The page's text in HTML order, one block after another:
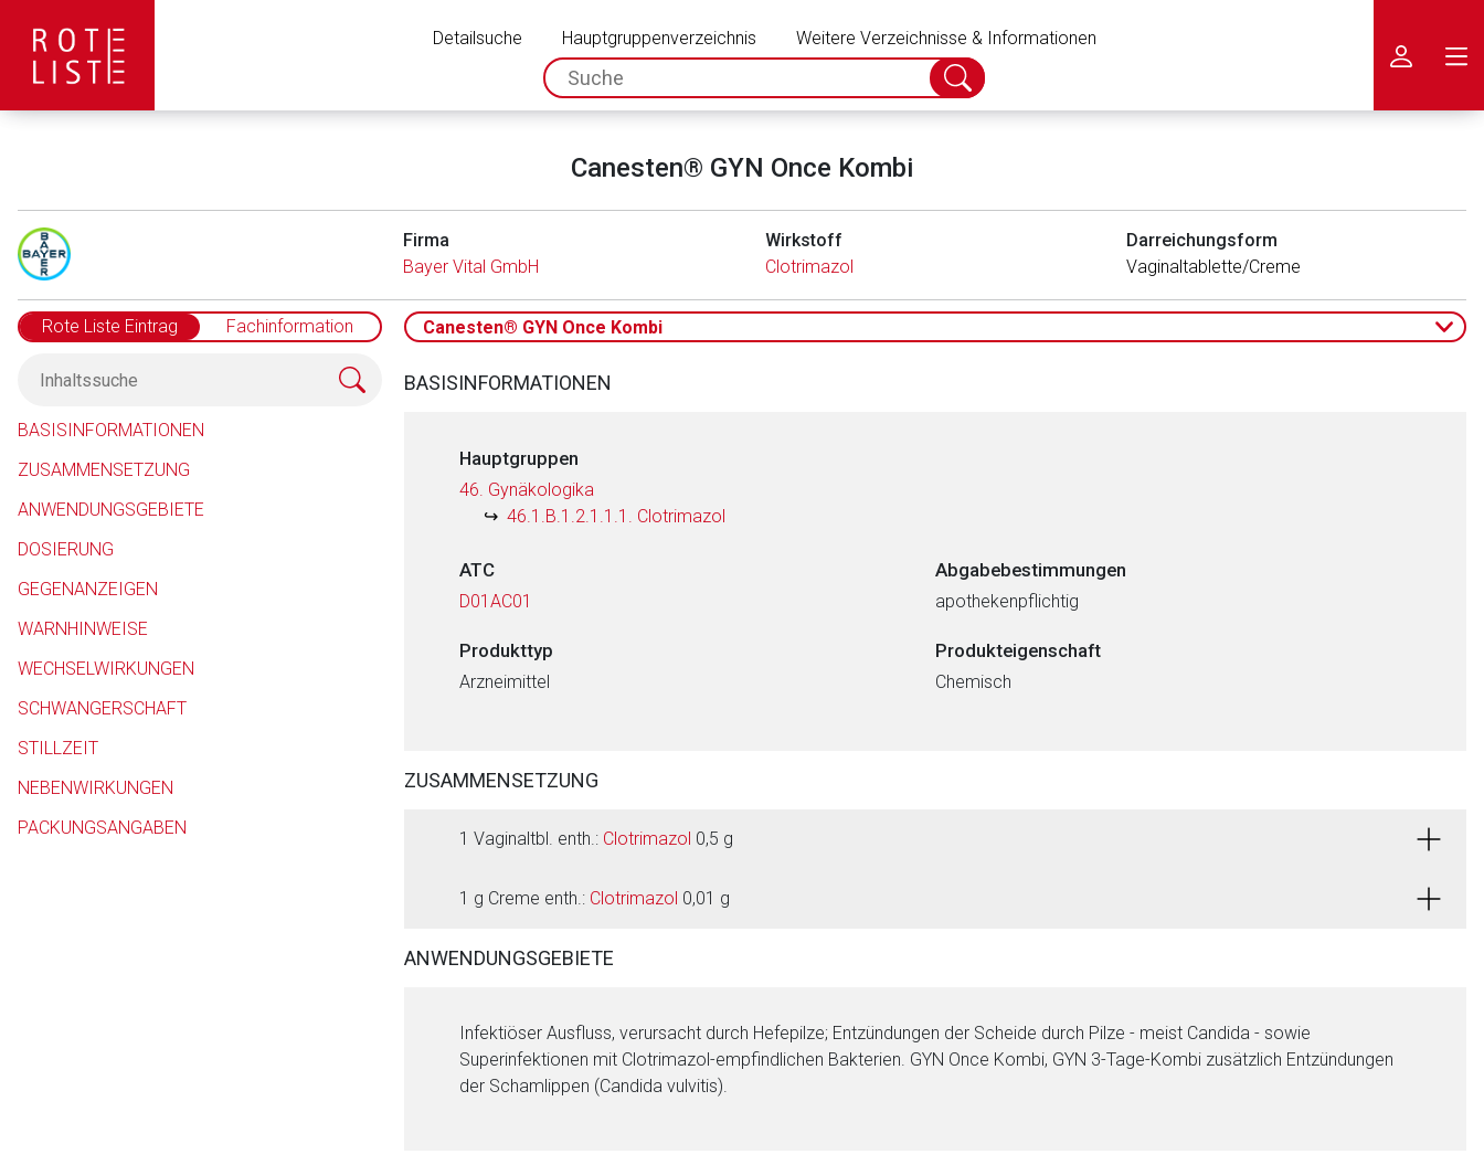
Detailsuche Hauptgruppenverzeichnis
Weitere Verzeichnisse & Informationen
spc.search.input.placeholder
Suche
abschicken
Canesten® GYN Once Kombi
Firma
Bayer Vital GmbH
Wirkstoff
Clotrimazol
Darreichungsform
Vaginaltablette/Creme
Rote Liste Eintrag Fachinformation Canesten® GYN Once Kombi
BASISINFORMATIONEN
ZUSAMMENSETZUNG
ANWENDUNGSGEBIETE
DOSIERUNG
GEGENANZEIGEN
WARNHINWEISE
WECHSELWIRKUNGEN
SCHWANGERSCHAFT
STILLZEIT
NEBENWIRKUNGEN
PACKUNGSANGABEN
BASISINFORMATIONEN
Hauptgruppen
46. Gynäkologika
46.1.B.1.2.1.1.1. Clotrimazol
ATC
D01AC01
Abgabebestimmungen
apothekenpflichtig
Produkttyp
Arzneimittel
Produkteigenschaft
Chemisch
ZUSAMMENSETZUNG
1 Vaginaltbl. enth.: Clotrimazol 0,5 g
1 g Creme enth.: Clotrimazol 0,01 g
ANWENDUNGSGEBIETE
Infektiöser Ausfluss, verursacht durch Hefepilze; Entzündungen der Scheide durch Pilze - meist Candida - sowie
Superinfektionen mit Clotrimazol-empfindlichen Bakterien. GYN Once Kombi, GYN 3-Tage-Kombi zusätzlich Entzündungen
der Schamlippen (Candida vulvitis).